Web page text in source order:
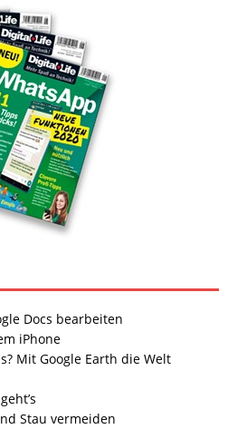
Docs bearbeiten
iPhone
Mit Google Earth die Welt
Stau vermeiden